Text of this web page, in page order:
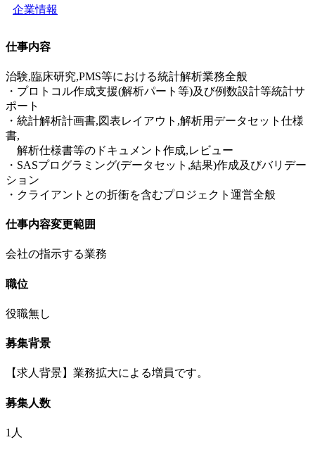
企業情報
仕事内容
治験,臨床研究,PMS等における統計解析業務全般
・プロトコル作成支援(解析パート等)及び例数設計等統計サ
ポート
・統計解析計画書,図表レイアウト,解析用データセット仕様
書,
解析仕様書等のドキュメント作成,レビュー
・SASプログラミング(データセット,結果)作成及びバリデー
ション
・クライアントとの折衝を含むプロジェクト運営全般
仕事内容変更範囲
会社の指示する業務
職位
役職無し
募集背景
【求人背景】業務拡大による増員です。
募集人数
1人